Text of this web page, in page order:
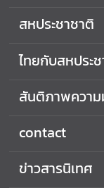
สหประชาชาติ
ไทยกับสหประ
สันติภาพความ
contact
ข่าวสารนิเทศ